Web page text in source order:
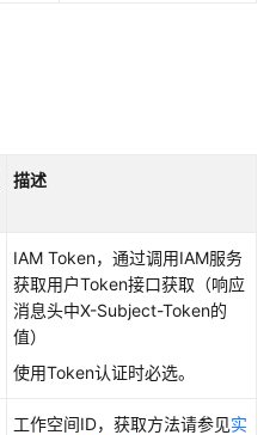
描述
IAM Token，通过调用IAM服务
获取用户Token接口获取（响应
消息头中X-Subject-Token的
值）
使用Token认证时必选。
工作空间ID，获取方法请参见实